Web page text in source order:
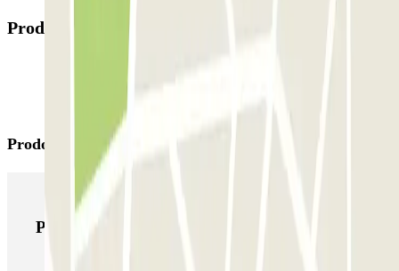
Prodotti disponibili
Prodotti di Parclick
Prodotti di Parclick